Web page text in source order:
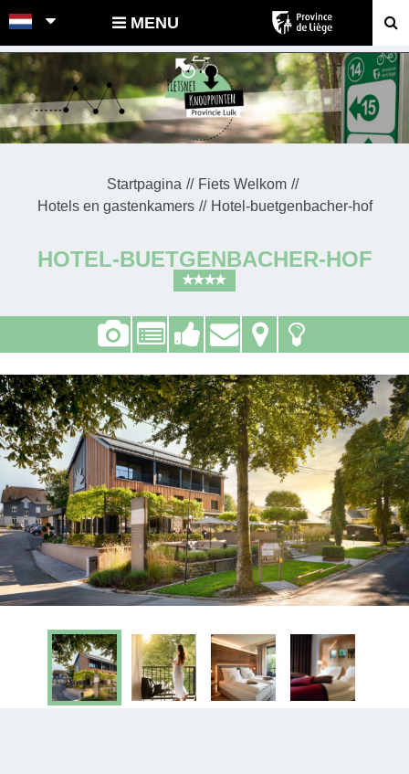
POINTS-NOEUDS MENU
Startpagina
Fiets Welkom
Hotels en gastenkamers
Hotel-buetgenbacher-hof
HOTEL-BUETGENBACHER-HOF